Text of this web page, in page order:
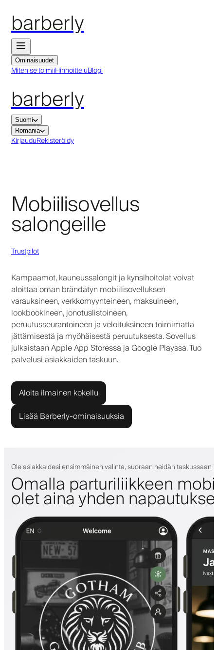
barberly
Ominaisuudet
Miten se toimiiHinnoitteluBlogi
barberly
Suomi
Romania
KirjauduRekisteröidy
Mobiilisovellus
salongeille
Trustpilot
Kampaamot, kauneussalongit ja kynsihoitolat voivat
aloittaa oman brändätyn mobiilisovelluksen
varauksineen, verkkomyynteineen, maksuineen,
lookbookineen, jonotuslistoineen,
peruutusseurantoineen ja veloituksineen toimimatta
jättämisestä ja myöhäisestä peruutuksesta. Sovellus
julkaistaan Apple App Storessa ja Google Playssa. Tuo
palvelusi asiakkaiden taskuun.
Aloita ilmainen kokeilu
Lisää Barberly-ominaisuuksia
Ole asiakkaidesi ensimmäinen valinta, suoraan heidän taskussaan
Omalla parturiliikkeen
olet aina yhden